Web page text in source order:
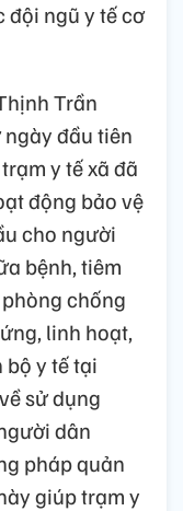
đội ngũ y tế cơ
Trần
đầu tiên
y tế xã đã
động bảo vệ
cho người
bệnh, tiêm
chống
linh hoạt,
bộ y tế tại
sử dụng
dân
pháp quản
giúp trạm y